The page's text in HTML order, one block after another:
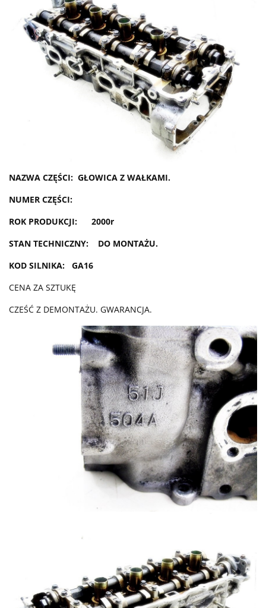
NAZWA CZĘŚCI: GŁOWICA Z WAŁKAMI.
NUMER CZĘŚCI:
ROK PRODUKCJI: 2000r
STAN TECHNICZNY: DO MONTAŻU.
KOD SILNIKA: GA16
CENA ZA SZTUKĘ
CZEŚĆ Z DEMONTAŻU. GWARANCJA.